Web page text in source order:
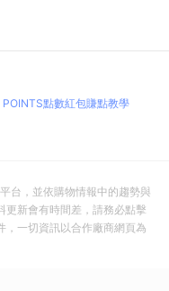
POINTS點數紅包賺點教學
台，並依購物情報中的趨勢與
更新會有時間差，請務必點擊
，一切資訊以合作廠商網頁為